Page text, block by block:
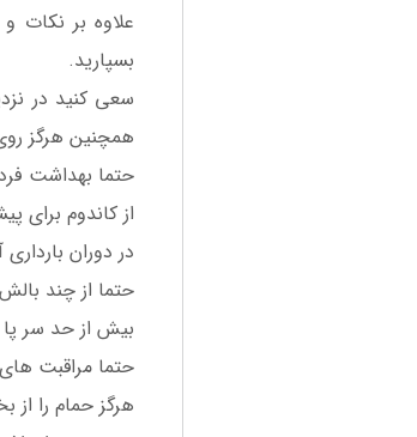
علاوه بر نکات
بسپارید.
سعی کنید در
همچنین هرگز
حتما بهداشت
از کاندوم برای
در دوران
حتما از چند
بیش از حد سر پا
حتما مراقبت
هرگز حمام را از